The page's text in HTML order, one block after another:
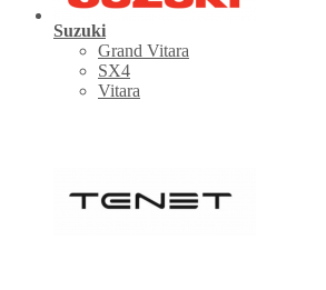
Suzuki
Grand Vitara
SX4
Vitara